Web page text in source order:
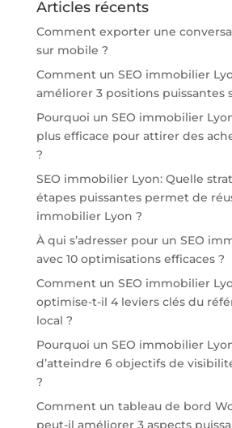
Articles récents
Comment exporter une
sur mobile ?
Comment un SEO immobilier
améliorer 3 positions puissantes
Pourquoi un SEO immobilier
plus efficace pour attirer des
?
SEO immobilier Lyon: Quelle
étapes puissantes permet de
immobilier Lyon ?
À qui s’adresser pour un SEO
avec 10 optimisations efficaces ?
Comment un SEO immobilier
optimise-t-il 4 leviers clés du
local ?
Pourquoi un SEO immobilier
d’atteindre 6 objectifs de
?
Comment un tableau de bord
peut-il améliorer 3 aspects